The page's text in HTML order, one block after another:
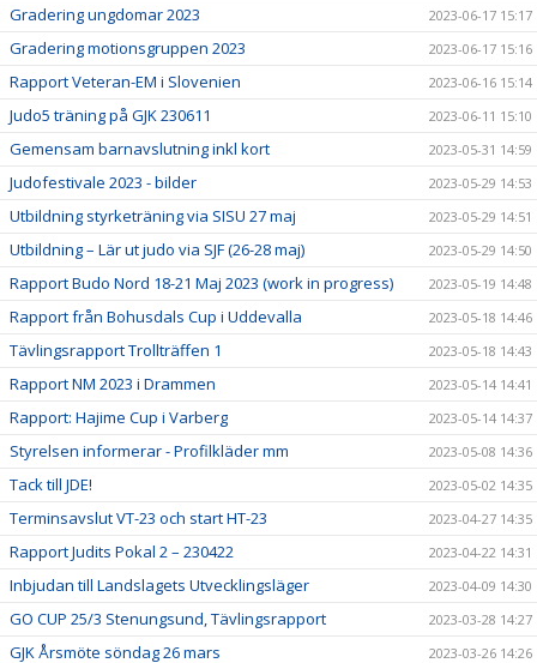
Gradering ungdomar 2023 2023-06-17 15:17
Gradering motionsgruppen 2023 2023-06-17 15:16
Rapport Veteran-EM i Slovenien 2023-06-16 15:14
Judo5 träning på GJK 230611 2023-06-11 15:10
Gemensam barnavslutning inkl kort 2023-05-31 14:59
Judofestivale 2023 - bilder 2023-05-29 14:53
Utbildning styrketräning via SISU 27 maj 2023-05-29 14:51
Utbildning – Lär ut judo via SJF (26-28 maj) 2023-05-29 14:50
Rapport Budo Nord 18-21 Maj 2023 (work in progress) 2023-05-19 14:48
Rapport från Bohusdals Cup i Uddevalla 2023-05-18 14:46
Tävlingsrapport Trollträffen 1 2023-05-18 14:43
Rapport NM 2023 i Drammen 2023-05-14 14:41
Rapport: Hajime Cup i Varberg 2023-05-14 14:37
Styrelsen informerar - Profilkläder mm 2023-05-08 14:36
Tack till JDE! 2023-05-02 14:35
Terminsavslut VT-23 och start HT-23 2023-04-27 14:35
Rapport Judits Pokal 2 – 230422 2023-04-22 14:31
Inbjudan till Landslagets Utvecklingsläger 2023-04-09 14:30
GO CUP 25/3 Stenungsund, Tävlingsrapport 2023-03-28 14:27
GJK Årsmöte söndag 26 mars 2023-03-26 14:26